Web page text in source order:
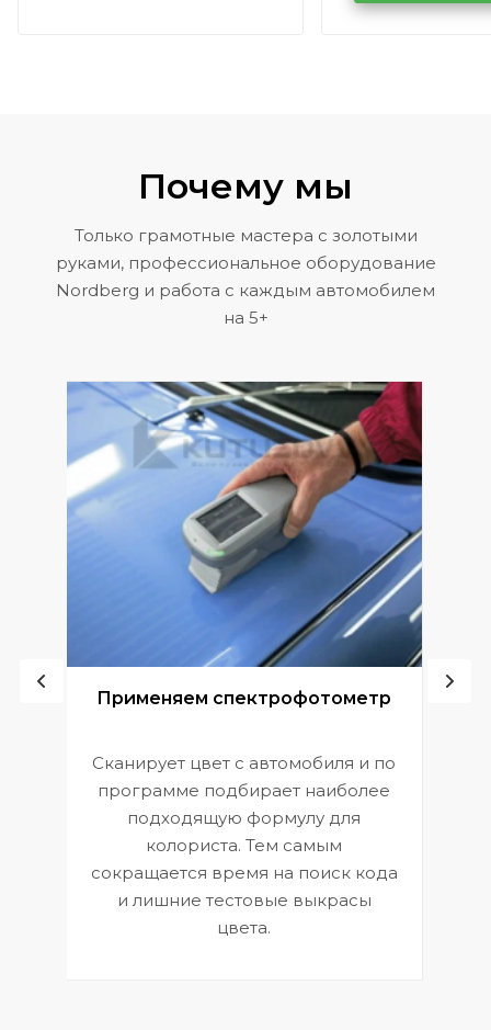
Volkswagen
Почему мы
Только грамотные мастера с золотыми
руками, профессиональное оборудование
Nordberg и работа с каждым автомобилем
на 5+
Применяем спектрофотометр
Сканирует цвет с автомобиля и по
программе подбирает наиболее
подходящую формулу для
колориста. Тем самым
сокращается время на поиск кода
и лишние тестовые выкрасы
цвета.